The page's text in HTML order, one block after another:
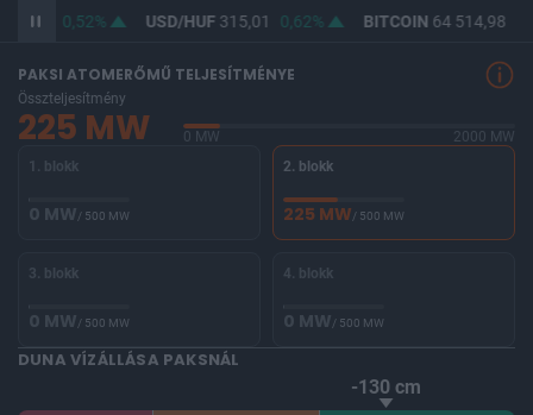
0,52% USD/HUF315,01 0,62% BITCOIN64 514,98
PAKSI ATOMERŐMŰ TELJESÍTMÉNYE
Összteljesítmény
225 MW 0 MW
2000 MW
1. blokk
0 MW/ 500 MW
2. blokk
225 MW/ 500 MW
3. blokk
0 MW/ 500 MW
4. blokk
0 MW/ 500 MW
DUNA VÍZÁLLÁSA PAKSNÁL
-130 cm